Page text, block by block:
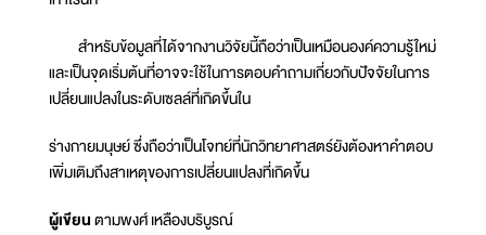
สำหรับข้อมูลที่ได้จากงานวิจัยนี้ถือว่าเป็นเหมือนองค์ความรู้ใหม่
และเป็นจุดเริ่มต้นที่อาจจะใช้ในการตอบคำถามเกี่ยวกับปัจจัยในการ
เปลี่ยนแปลงในระดับเซลล์ที่เกิดขึ้นใน
ร่างกายมนุษย์ ซึ่งถือว่าเป็นโจทย์ที่นักวิทยาศาสตร์ยังต้องหาคำตอบ
เพิ่มเติมถึงสาเหตุของการเปลี่ยนแปลงที่เกิดขึ้น
ผู้เขียนตามพงศ์ เหลืองบริบูรณ์